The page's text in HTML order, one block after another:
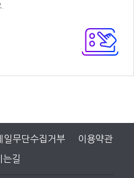
일무단수집거부 이용약관
는길